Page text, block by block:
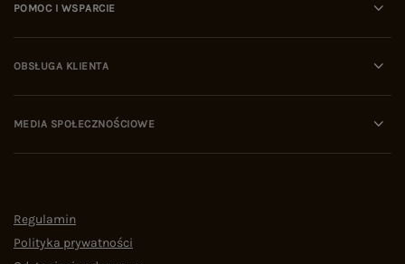
POMOC I WSPARCIE
OBSŁUGA KLIENTA
MEDIA SPOŁECZNOŚCIOWE
Regulamin
Polityka prywatności